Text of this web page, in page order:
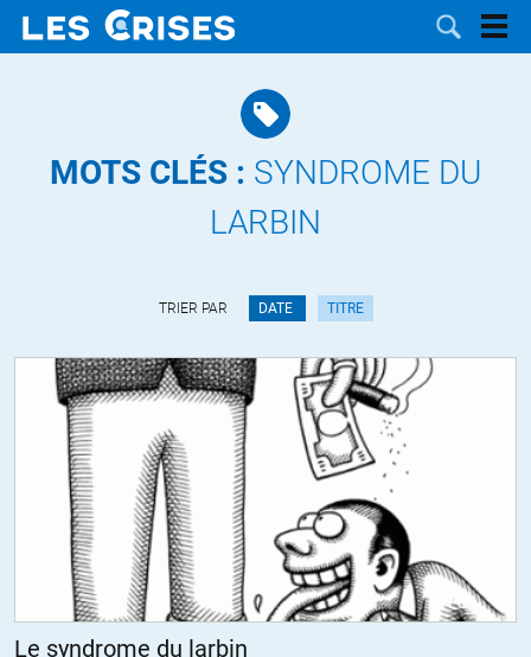
CONTACTER
FAIRE UN
MOTS CLÉS : SYNDROME DU
LARBIN
TRIER PAR DATE TITRE
Le syndrome du larbin